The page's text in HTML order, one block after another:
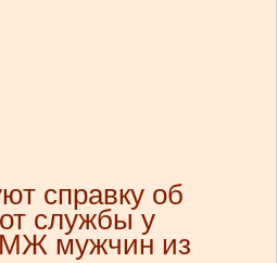
справку об
службы у
мужчин из